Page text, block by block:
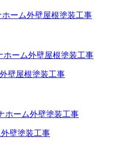
ーム外壁屋根塗装工事
壁屋根塗装工事
壁塗装工事